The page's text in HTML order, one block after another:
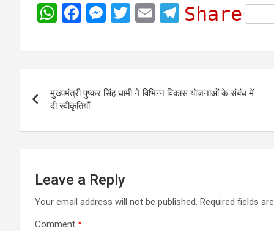
W
a
s
A
p
F
c
b
o
o
M
s
e
g
r
T
i
t
r
E
a
l
T
l
g
a
Share
navigation
मुख्यमंत्री पुष्कर सिंह धामी ने विभिन्न विकास योजनाओं के संबंध में
दी स्वीकृतियाँ
Leave a Reply
Your email address will not be published. Required fields
Comment *